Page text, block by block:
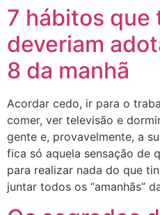
7 hábitos que
deveriam
8 da manhã
Acordar cedo, ir para o
comer, ver televisão e
gente e, provavelmente, a
fica só aquela sensação de
para realizar nada do que
juntar todos os “amanhãs”